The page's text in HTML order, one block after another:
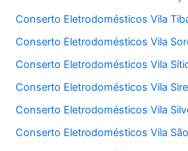
Conserto Eletrodomésticos Vila
Conserto Eletrodomésticos Vila
Conserto Eletrodomésticos Vila
Conserto Eletrodomésticos Vila
Conserto Eletrodomésticos Vila
Conserto Eletrodomésticos Vila